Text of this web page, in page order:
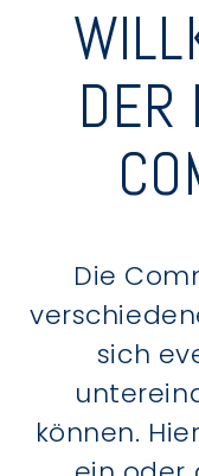
DER
Die
sich
können.